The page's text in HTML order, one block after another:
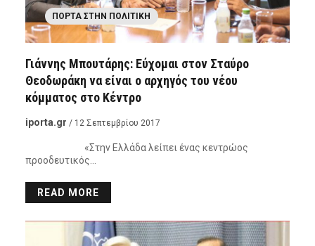
ΠΌΡΤΑ ΣΤΗΝ ΠΟΛΙΤΙΚΉ
Γιάννης Μπουτάρης: Εύχομαι στον Σταύρο
Θεοδωράκη να είναι ο αρχηγός του νέου
κόμματος στο Κέντρο
iporta.gr / 12 Σεπτεμβρίου 2017
«Στην Ελλάδα λείπει ένας κεντρώος
προοδευτικός…
READ MORE